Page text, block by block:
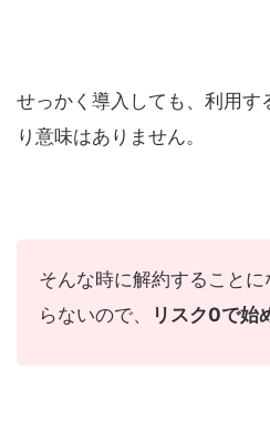
せっかく導入しても、利用す
り意味はありません。
そんな時に解約すること
らないので、
リスク0で始